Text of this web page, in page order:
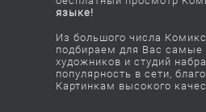
языке!
Из большого числа
подбираем для Вас самые
художников и студий
популярность в сети,
Картинкам высокого